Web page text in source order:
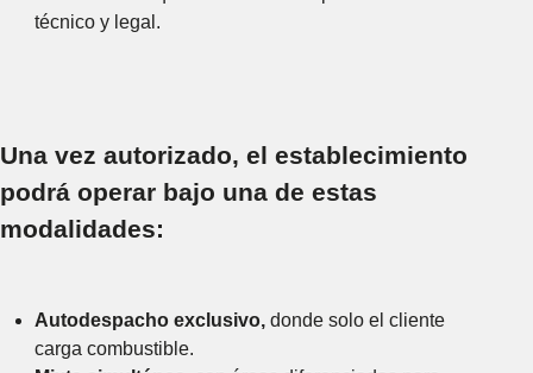
técnico y legal.
Una vez autorizado, el establecimiento
podrá operar bajo una de estas
modalidades:
Autodespacho exclusivo,donde solo el cliente
carga combustible.